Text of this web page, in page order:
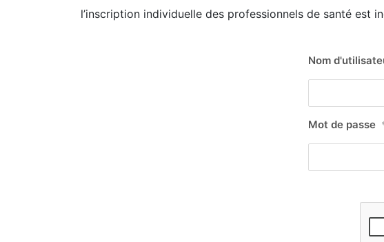
l’inscription individuelle des professionnels de santé est
Nom
Mot de passe